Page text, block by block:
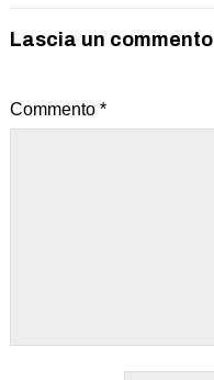
Lascia un commento
Commento *